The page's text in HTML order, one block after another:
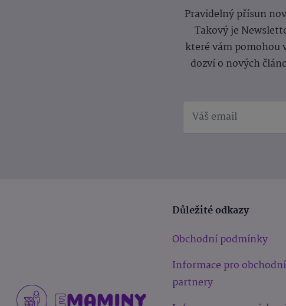
Pravidelný přísun
Takový je
které vám pomohou
dozví o nových
Důležité odkazy
Obchodní podmínky
Informace pro obchodní
partnery